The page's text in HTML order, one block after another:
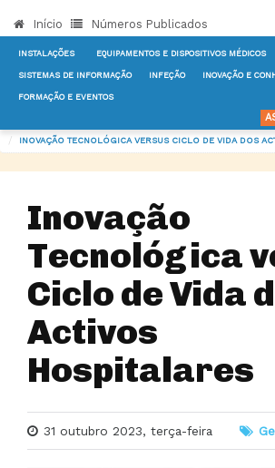
Início Números Publicados
INSTALAÇÕES EQUIPAMENTOS E DISPOSITIVOS MÉDICOS
SISTEMAS DE INFORMAÇÃO INFEÇÃO INOVAÇÃO E
FORMAÇÃO E EVENTOS
INOVAÇÃO TECNOLÓGICA VERSUS CICLO DE VIDA DOS
Inovação
Tecnológica
Ciclo de Vida
Activos
Hospitalares
31 outubro 2023, terça-feira